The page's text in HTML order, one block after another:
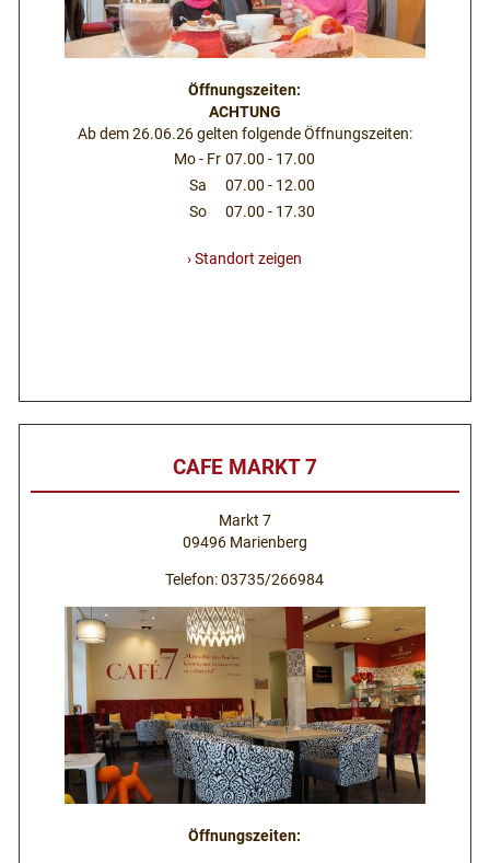
Öffnungszeiten:
ACHTUNG
Ab dem 26.06.26 gelten folgende Öffnungszeiten:
Mo - Fr 07.00 - 17.00
Sa
07.00 - 12.00
So
07.00 - 17.30
› Standort zeigen
CAFE MARKT 7
Markt 7
09496 Marienberg
Telefon: 03735/266984
Öffnungszeiten: